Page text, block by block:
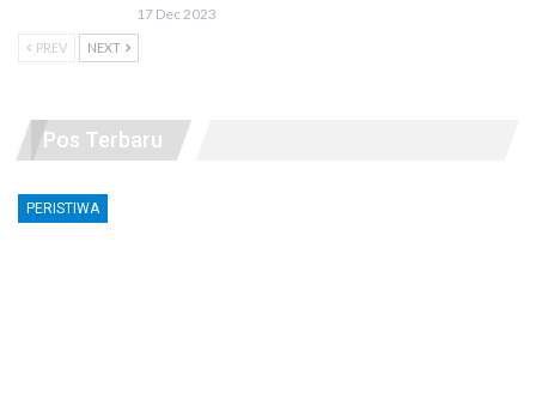
17 Dec 2023
PREV NEXT
Pos Terbaru
PERISTIWA